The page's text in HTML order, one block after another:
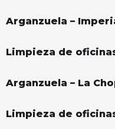
Arganzuela –
Limpieza de
Arganzuela – La
Limpieza de